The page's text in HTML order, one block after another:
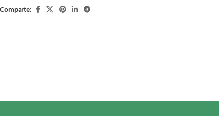
Comparte: